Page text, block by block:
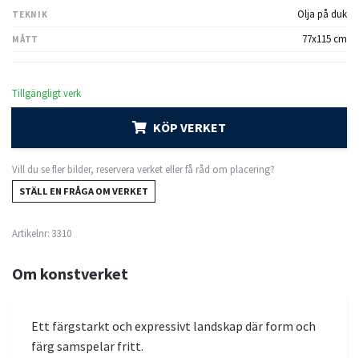
TEKNIK Olja på duk
MÅTT 77x115 cm
Tillgängligt verk
KÖP VERKET
Vill du se fler bilder, reservera verket eller få råd om placering?
STÄLL EN FRÅGA OM VERKET
Artikelnr: 3310
Om konstverket
Ett färgstarkt och expressivt landskap där form och
färg samspelar fritt.